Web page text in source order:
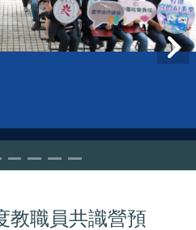
教職員共識營預